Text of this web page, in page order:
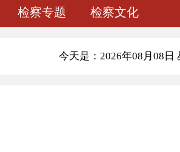
检察专题 检察文化
今天是：2026年08月08日